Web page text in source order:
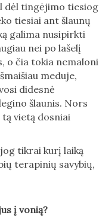
dėl tingėjimo tiesiog
tiesiai ant šlaunų
galima nusipirkti
nei po lašelį
o čia tokia nemaloni
meduje,
didesnė
šlaunis. Nors
vietą dosniai
tikrai kurį laiką
terapinių savybių,
į vonią?